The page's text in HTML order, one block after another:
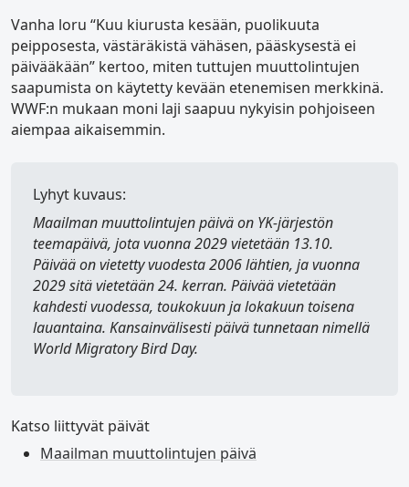
Vanha loru “Kuu kiurusta kesään, puolikuuta
peipposesta, västäräkistä vähäsen, pääskysestä ei
päivääkään” kertoo, miten tuttujen muuttolintujen
saapumista on käytetty kevään etenemisen merkkinä.
WWF:n mukaan moni laji saapuu nykyisin pohjoiseen
aiempaa aikaisemmin.
Lyhyt kuvaus:
Maailman muuttolintujen päiväon YK-järjestön
teemapäivä, jota vuonna 2029 vietetään 13.10.
Päivää on vietetty vuodesta 2006 lähtien, ja vuonna
2029 sitä vietetään 24. kerran. Päivää vietetään
kahdesti vuodessa, toukokuun ja lokakuun toisena
lauantaina. Kansainvälisesti päivä tunnetaan nimellä
World Migratory Bird Day.
Katso liittyvät päivät
Maailman muuttolintujen päivä